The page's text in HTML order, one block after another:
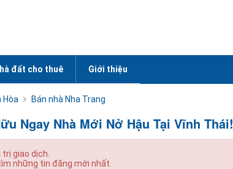
đất cho thuê Giới thiệu
Hòa Bán nhà Nha Trang
Ngay Nhà Mới Nở Hậu Tại Vĩnh Thái!
giao dịch.
những tin đăng mới nhất.